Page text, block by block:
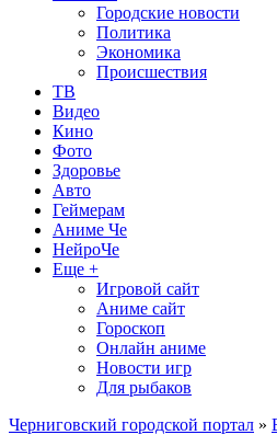
Городские новости
Политика
Экономика
Происшествия
ТВ
Видео
Кино
Фото
Здоровье
Авто
Геймерам
Аниме Че
НейроЧе
Еще +
Игровой сайт
Аниме сайт
Гороскоп
Онлайн аниме
Новости игр
Для рыбаков
Черниговский городской портал »